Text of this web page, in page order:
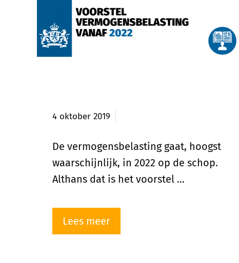
4 oktober 2019
De vermogensbelasting gaat, hoogst
waarschijnlijk, in 2022 op de schop.
Althans dat is het voorstel …
Lees meer